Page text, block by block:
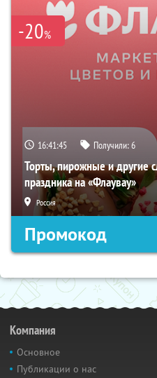
-20%
16:41:45 Получили:6
Торты, пирожные и другие
праздника на «Флаувау»
Россия
Промокод
Компания
Основное
Публикации о нас